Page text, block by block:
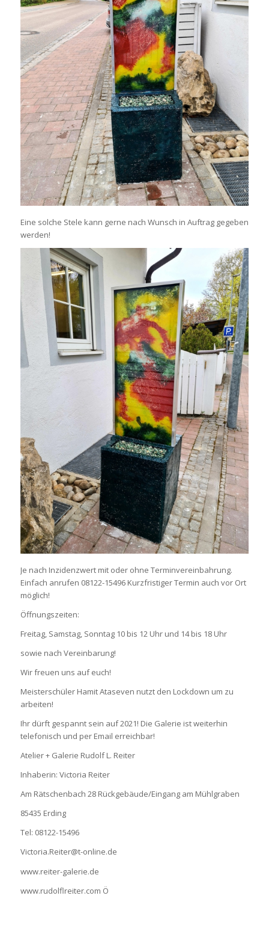
Eine solche Stele kann gerne nach Wunsch in Auftrag gegeben
werden!
Je nach Inzidenzwert mit oder ohne Terminvereinbahrung.
Einfach anrufen 08122-15496 Kurzfristiger Termin auch vor Ort
möglich!
Öffnungszeiten:
Freitag, Samstag, Sonntag 10 bis 12 Uhr und 14 bis 18 Uhr
sowie nach Vereinbarung!
Wir freuen uns auf euch!
Meisterschüler Hamit Ataseven nutzt den Lockdown um zu
arbeiten!
Ihr dürft gespannt sein auf 2021! Die Galerie ist weiterhin
telefonisch und per Email erreichbar!
Atelier + Galerie Rudolf L. Reiter
Inhaberin: Victoria Reiter
Am Rätschenbach 28 Rückgebäude/Eingang am Mühlgraben
85435 Erding
Tel: 08122-15496
Victoria.Reiter@t-online.de
www.reiter-galerie.de
www.rudolflreiter.com Ö